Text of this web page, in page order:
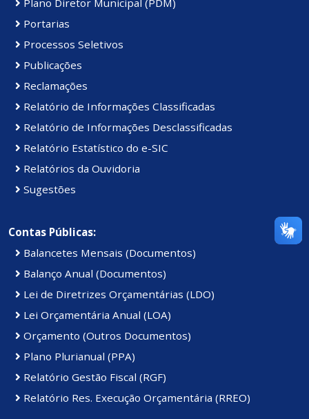
Portarias
Processos Seletivos
Publicações
Reclamações
Relatório de Informações Classificadas
Relatório de Informações Desclassificadas
Relatório Estatístico do e-SIC
Relatórios da Ouvidoria
Sugestões
Contas Públicas:
Balancetes Mensais (Documentos)
Balanço Anual (Documentos)
Lei de Diretrizes Orçamentárias (LDO)
Lei Orçamentária Anual (LOA)
Orçamento (Outros Documentos)
Plano Plurianual (PPA)
Relatório Gestão Fiscal (RGF)
Relatório Res. Execução Orçamentária (RREO)